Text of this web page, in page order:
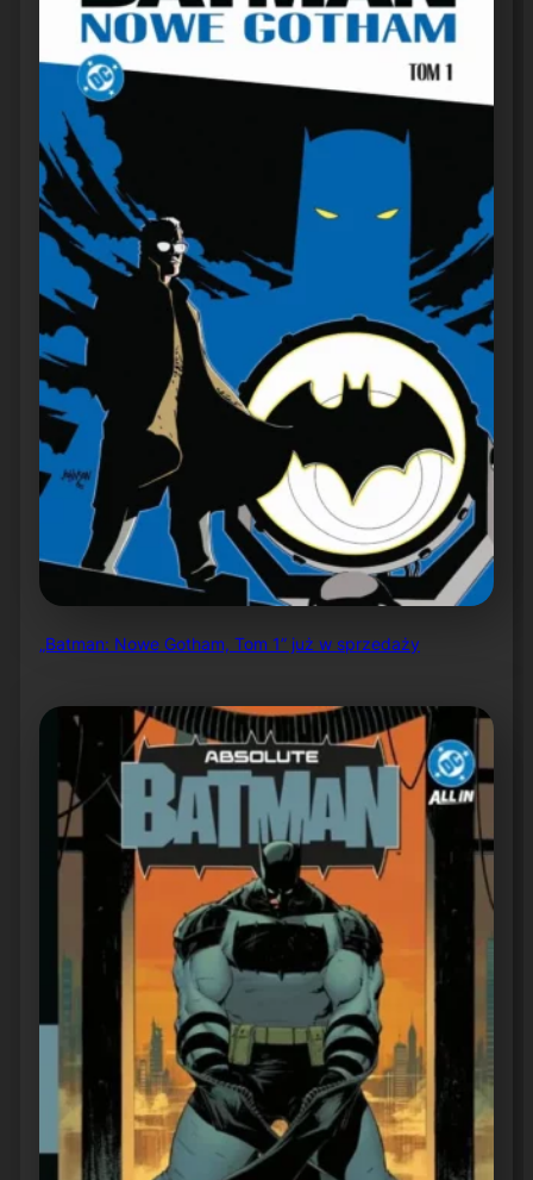
„Batman: Nowe Gotham, Tom 1” już w sprzedaży